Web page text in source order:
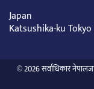
Japan
Katsushika-ku Tokyo
© 2026 सर्वाधिकार